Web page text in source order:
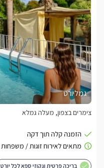
גמליורט
צימרים בצפון, מעלה גמלא
בריכה פרטית וגקוזי ספא לכל יורט